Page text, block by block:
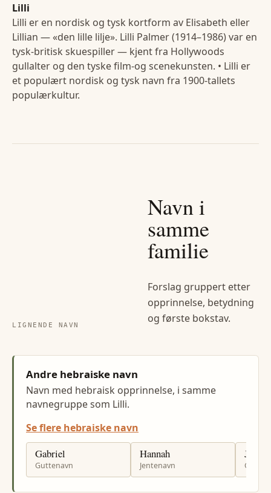
Lilli
Lilli er en nordisk og tysk kortform av Elisabeth eller
Lillian — «den lille lilje». Lilli Palmer (1914–1986) var en
tysk-britisk skuespiller — kjent fra Hollywoods
gullalter og den tyske film-og scenekunsten. • Lilli er
et populært nordisk og tysk navn fra 1900-tallets
populærkultur.
LIGNENDE NAVN
Navn i
samme
familie
Forslag gruppert etter
opprinnelse, betydning
og første bokstav.
Andre hebraiske navn
Navn med hebraisk opprinnelse, i samme
navnegruppe som Lilli.
Se flere hebraiske navn
Gabriel
Guttenavn
Hannah
Jentenavn